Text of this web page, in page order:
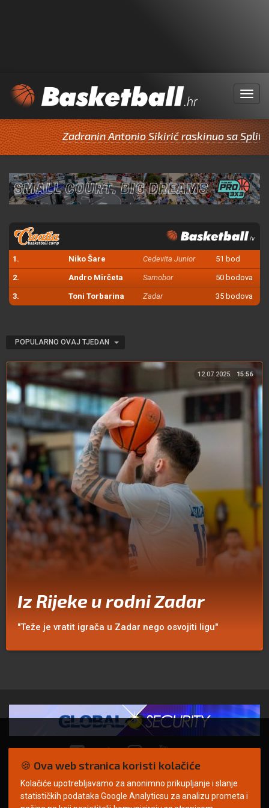
Menu
Zadranin Antonio Sikirić raskinuo sa
1. Niko Šare Cedevita Junior 51 bod
2. Andro Mirčeta Samobor 50 bodova
3. Toni Torbarina Zadar 35 bodova
POPULARNO OVAJ TJEDAN
12.07.2025. 15:56
Iz Rijeke u rodni Zadar
"Teže je vratit igrača u Zadar nego osvojiti ligu"
© Copyright 2026. | ARILEO
🍪 Ova web stranica koristi kolačiće
Kolačiće upotrebljavamo za anonimno prikupljanje i slanje
statističkih podataka Google Analyticsu za analizu prometa i